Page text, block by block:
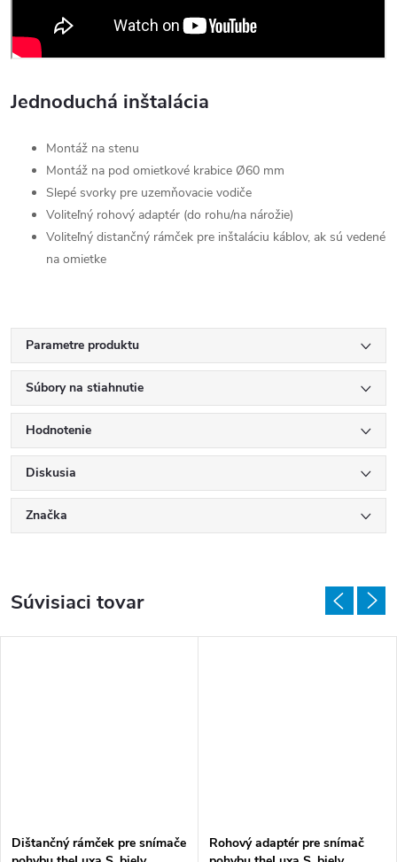
Jednoduchá inštalácia
Montáž na stenu
Montáž na pod omietkové krabice Ø60 mm
Slepé svorky pre uzemňovacie vodiče
Voliteľný rohový adaptér (do rohu/na nárožie)
Voliteľný distančný rámček pre inštaláciu káblov, ak sú vedené
na omietke
Parametre produktu
Súbory na stiahnutie
Hodnotenie
Diskusia
Značka
Súvisiaci tovar
Dištančný rámček pre snímače
Rohový adaptér pre snímač